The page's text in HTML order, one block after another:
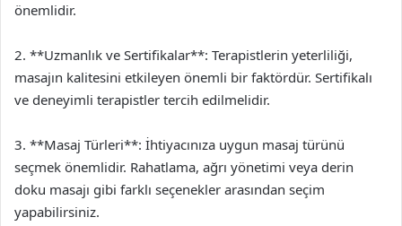
önemlidir.
2. **Uzmanlık ve Sertifikalar**: Terapistlerin yeterliliği,
masajın kalitesini etkileyen önemli bir faktördür. Sertifikalı
ve deneyimli terapistler tercih edilmelidir.
3. **Masaj Türleri**: İhtiyacınıza uygun masaj türünü
seçmek önemlidir. Rahatlama, ağrı yönetimi veya derin
doku masajı gibi farklı seçenekler arasından seçim
yapabilirsiniz.